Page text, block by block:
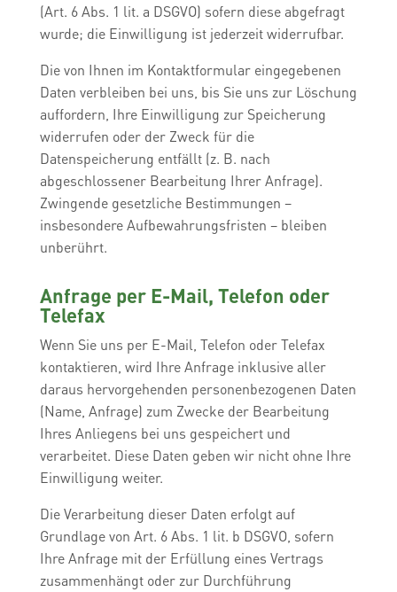
(Art. 6 Abs. 1 lit. a DSGVO) sofern diese abgefragt
wurde; die Einwilligung ist jederzeit widerrufbar.
Die von Ihnen im Kontaktformular eingegebenen
Daten verbleiben bei uns, bis Sie uns zur Löschung
auffordern, Ihre Einwilligung zur Speicherung
widerrufen oder der Zweck für die
Datenspeicherung entfällt (z. B. nach
abgeschlossener Bearbeitung Ihrer Anfrage).
Zwingende gesetzliche Bestimmungen –
insbesondere Aufbewahrungsfristen – bleiben
unberührt.
Anfrage per E-Mail, Telefon oder
Telefax
Wenn Sie uns per E-Mail, Telefon oder Telefax
kontaktieren, wird Ihre Anfrage inklusive aller
daraus hervorgehenden personenbezogenen Daten
(Name, Anfrage) zum Zwecke der Bearbeitung
Ihres Anliegens bei uns gespeichert und
verarbeitet. Diese Daten geben wir nicht ohne Ihre
Einwilligung weiter.
Die Verarbeitung dieser Daten erfolgt auf
Grundlage von Art. 6 Abs. 1 lit. b DSGVO, sofern
Ihre Anfrage mit der Erfüllung eines Vertrags
zusammenhängt oder zur Durchführung